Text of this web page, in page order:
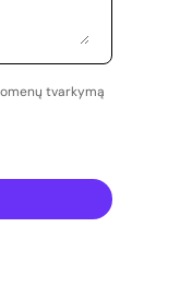
tvarkymą